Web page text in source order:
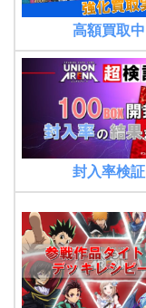
高額買取中
封入率検証